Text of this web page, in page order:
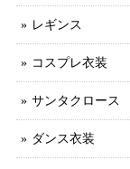
レギンス
コスプレ衣装
サンタクロース
ダンス衣装